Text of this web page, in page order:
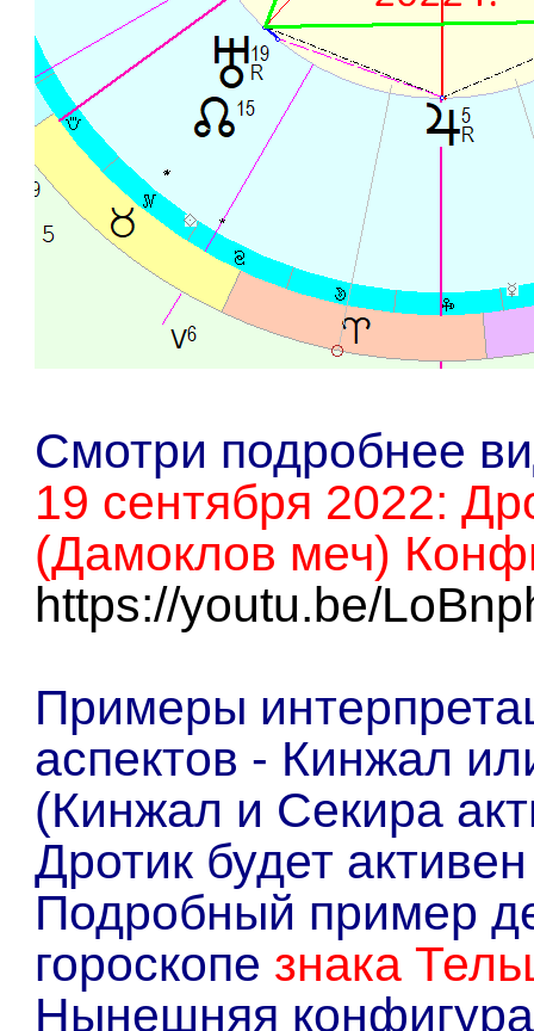
Смотри подробнее
19 сентября 2022:
(Дамоклов меч)
https://youtu.be/
Примеры
аспектов - Кинжал
(Кинжал и Секира
Дротик будет
Подробный пример
гороскопе знака
Нынешняя